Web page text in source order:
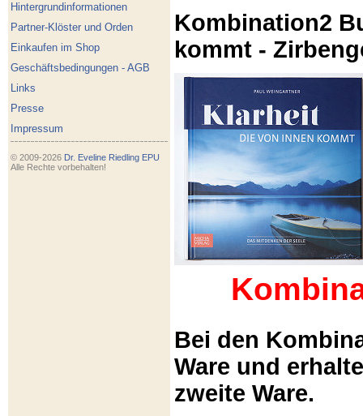
Hintergrundinformationen
Partner-Klöster und Orden
Einkaufen im Shop
Geschäftsbedingungen - AGB
Links
Presse
Impressum
© 2009-2026 Dr. Eveline Riedling EPU
Alle Rechte vorbehalten!
Kombination2
kommt -
Bei den
Ware und
zweite Ware.